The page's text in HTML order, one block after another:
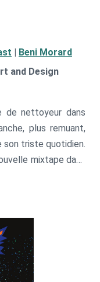
| Beni Morard
and Design
de nettoyeur dans
plus remuant,
son triste quotidien.
mixtape dans
L’aventure
à vibrer !